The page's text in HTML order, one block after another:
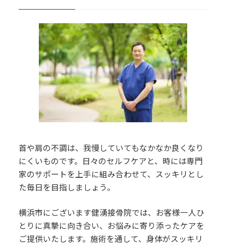
首や肩の不調は、我慢していてもなかなか良くなり
にくいものです。日々のセルフケアと、時には専門
家のサポートを上手に組み合わせて、スッキリとし
た毎日を目指しましょう。
横浜市にございます健湧接骨院では、お客様一人ひ
とりに真摯に向き合い、お悩みに寄り添ったケアを
ご提供いたします。施術を通して、身体がスッキリ